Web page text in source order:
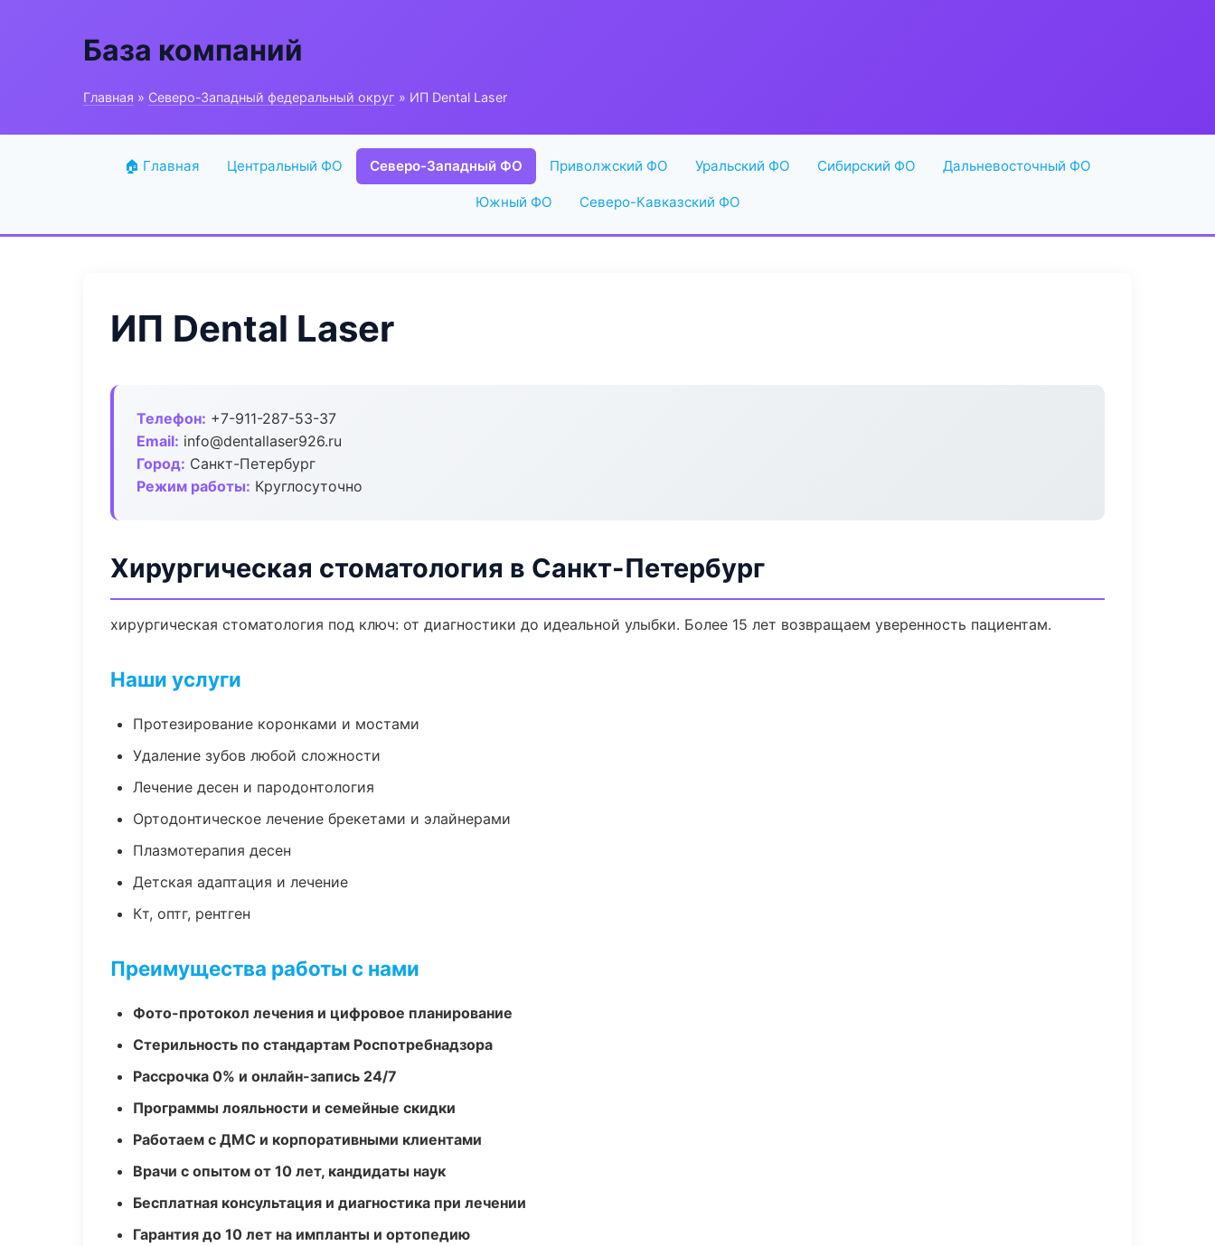
База компаний
Главная » Северо-Западный федеральный округ » ИП Dental Laser
🏠 Главная Центральный ФО Северо-Западный ФО Приволжский ФО Уральский ФО Сибирский ФО Дальневосточный ФО
Южный ФО Северо-Кавказский ФО
ИП Dental Laser
Телефон: +7-911-287-53-37
Email: info@dentallaser926.ru
Город: Санкт-Петербург
Режим работы: Круглосуточно
Хирургическая стоматология в Санкт-Петербург
хирургическая стоматология под ключ: от диагностики до идеальной улыбки. Более 15 лет возвращаем уверенность пациентам.
Наши услуги
Протезирование коронками и мостами
Удаление зубов любой сложности
Лечение десен и пародонтология
Ортодонтическое лечение брекетами и элайнерами
Плазмотерапия десен
Детская адаптация и лечение
Кт, оптг, рентген
Преимущества работы с нами
Фото-протокол лечения и цифровое планирование
Стерильность по стандартам Роспотребнадзора
Рассрочка 0% и онлайн-запись 24/7
Программы лояльности и семейные скидки
Работаем с ДМС и корпоративными клиентами
Врачи с опытом от 10 лет, кандидаты наук
Бесплатная консультация и диагностика при лечении
Гарантия до 10 лет на импланты и ортопедию